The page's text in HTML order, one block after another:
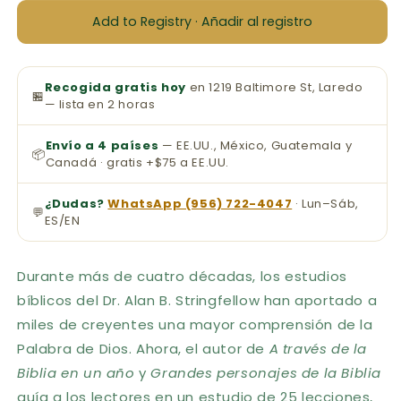
Add to Registry · Añadir al registro
🏪Recogida gratis hoy en 1219 Baltimore St, Laredo
— lista en 2 horas
📦Envío a 4 países — EE.UU., México, Guatemala y
Canadá · gratis +$75 a EE.UU.
💬¿Dudas? WhatsApp (956) 722-4047 · Lun–Sáb,
ES/EN
Durante más de cuatro décadas, los estudios
bíblicos del Dr. Alan B. Stringfellow han aportado a
miles de creyentes una mayor comprensión de la
Palabra de Dios. Ahora, el autor de A través de la
Biblia en un año yGrandes personajes de la Biblia
guía a los lectores en un estudio de 25 lecciones,